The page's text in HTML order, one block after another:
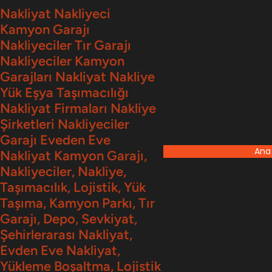
İçeriğe
geç
Nakliyat Nakliyeci
Kamyon Garajı
Nakliyeciler Tır Garajı
Nakliyeciler Kamyon
Garajları Nakliyat Nakliye
Yük Eşya Taşımacılığı
Nakliyat Firmaları Nakliye
Şirketleri Nakliyeciler
Garajı Eveden Eve
Nakliyat Kamyon Garajı,
Nakliyeciler, Nakliye,
Taşımacılık, Lojistik, Yük
Taşıma, Kamyon Parkı, Tır
Garajı, Depo, Sevkiyat,
Şehirlerarası Nakliyat,
Evden Eve Nakliyat,
Yükleme Boşaltma, Lojistik